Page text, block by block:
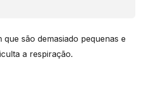
que são demasiado pequenas e
a respiração.